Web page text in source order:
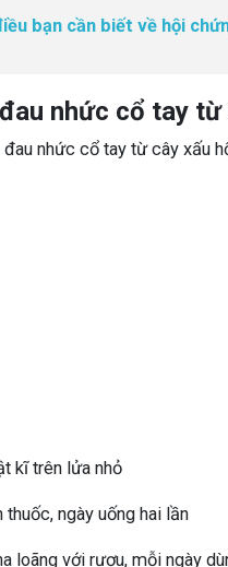
bạn cần biết về hội
nhức cổ tay từ
nhức cổ tay từ cây xấu
kĩ trên lửa nhỏ
ngày uống hai lần
với rượu, mỗi ngày